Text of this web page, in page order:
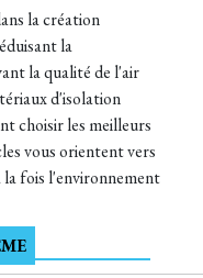
la création
la
la qualité de l'air
d'isolation
choisir les meilleurs
vous orientent vers
fois l'environnement